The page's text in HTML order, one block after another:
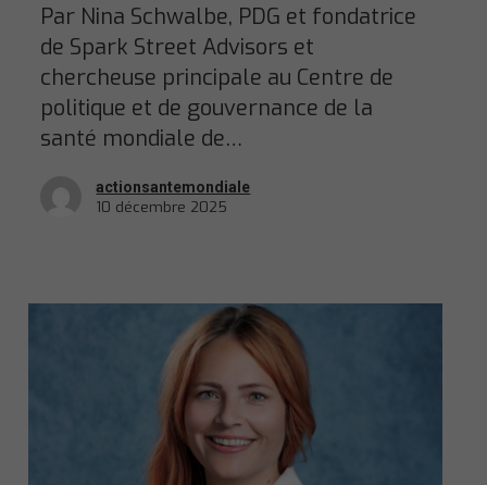
Par Nina Schwalbe, PDG et fondatrice
de Spark Street Advisors et
chercheuse principale au Centre de
politique et de gouvernance de la
santé mondiale de…
actionsantemondiale
10 décembre 2025